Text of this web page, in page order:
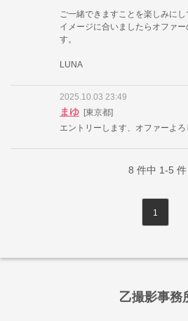
ご一緒できますことを楽しみにし
イメージに合いましたらオファ
す。
LUNA
2025.10.03 23:49
まゆ [東京都]
エントリーします、オファーよろ
8 件中 1-5 件
1
乙撮影事務